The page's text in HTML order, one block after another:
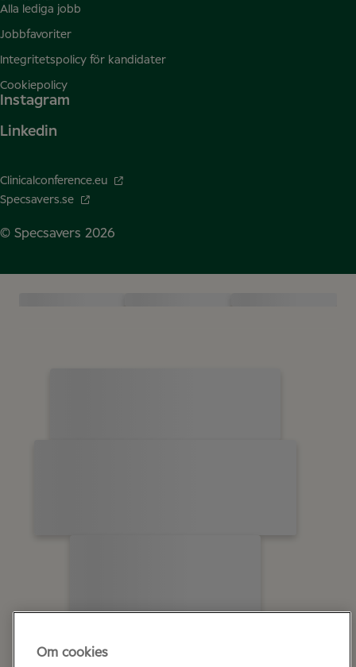
Alla lediga jobb
Jobbfavoriter
Integritetspolicy för kandidater
Cookiepolicy
Instagram
Linkedin
Clinicalconference.eu
Specsavers.se
© Specsavers 2026
Om cookies